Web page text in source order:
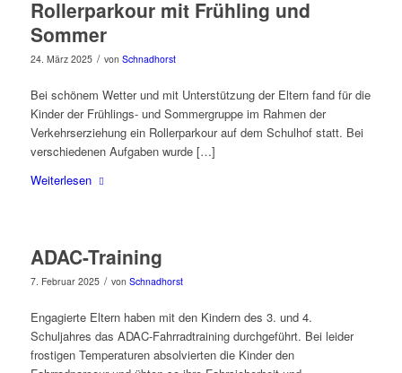
Rollerparkour mit Frühling und
Sommer
24. März 2025 / von Schnadhorst
Bei schönem Wetter und mit Unterstützung der Eltern fand für die
Kinder der Frühlings- und Sommergruppe im Rahmen der
Verkehrserziehung ein Rollerparkour auf dem Schulhof statt. Bei
verschiedenen Aufgaben wurde […]
Weiterlesen
ADAC-Training
7. Februar 2025 / von Schnadhorst
Engagierte Eltern haben mit den Kindern des 3. und 4.
Schuljahres das ADAC-Fahrradtraining durchgeführt. Bei leider
frostigen Temperaturen absolvierten die Kinder den